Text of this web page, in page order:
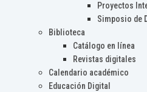
Proyectos
Simposio de
Biblioteca
Catálogo en línea
Revistas digitales
Calendario académico
Educación Digital